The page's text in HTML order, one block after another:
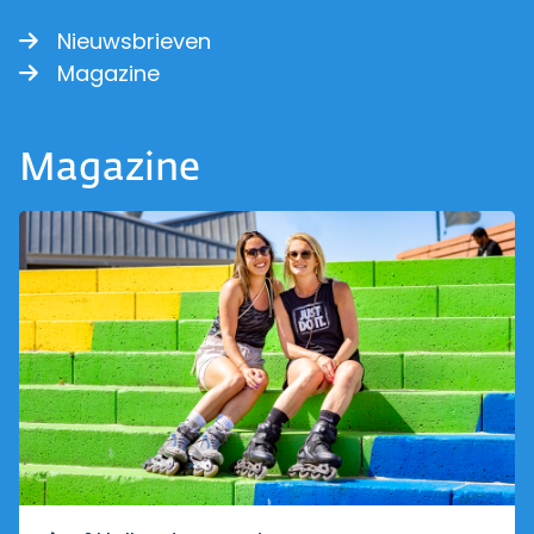
Nieuwsbrieven
Magazine
Magazine